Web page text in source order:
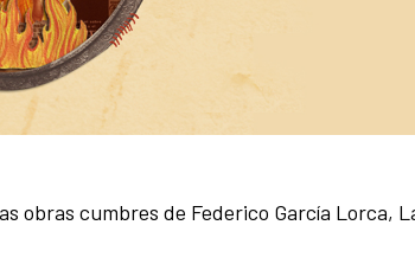
obras cumbres de Federico García Lorca,